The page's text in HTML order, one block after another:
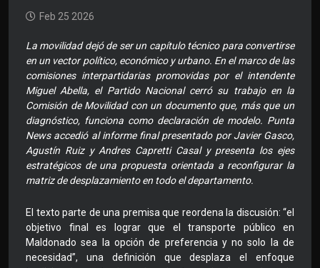
Feb 25 2026
La movilidad dejó de ser un capítulo técnico para convertirse
en un vector político, económico y urbano. En el marco de las
comisiones interpartidarias promovidas por el intendente
Miguel Abella, el Partido Nacional cerró su trabajo en la
Comisión de Movilidad con un documento que, más que un
diagnóstico, funciona como declaración de modelo. Punta
News accedió al informe final presentado por Javier Gasco,
Agustín Ruiz y Andres Capretti Casal y presenta los ejes
estratégicos de una propuesta orientada a reconfigurar la
matriz de desplazamiento en todo el departamento.
El texto parte de una premisa que reordena la discusión: “el
objetivo final es lograr que el transporte público en
Maldonado sea la opción de preferencia y no solo la de
necesidad”, una definición que desplaza el enfoque